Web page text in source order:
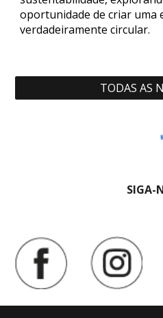
oportunidade de criar uma
verdadeiramente circular.
TODAS AS
SIGA-